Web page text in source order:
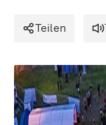
Teilen